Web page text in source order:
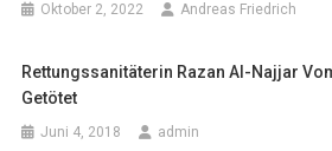
Oktober 2, 2022 Andreas Friedrich
Rettungssanitäterin Razan Al-Najjar
Getötet
Juni 4, 2018 admin